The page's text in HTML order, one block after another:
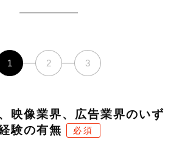
1 2 3
映像業界、広告業界のいず
験の有無
必須